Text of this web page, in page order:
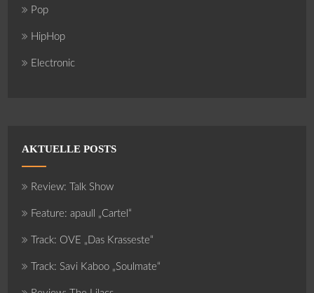
Pop
HipHop
Electronic
AKTUELLE POSTS
Review: Talk Show
Feature: apaull „Cartel“
Track: OVE „Das Krasseste“
Track: Savi Kaboo „Soulmate“